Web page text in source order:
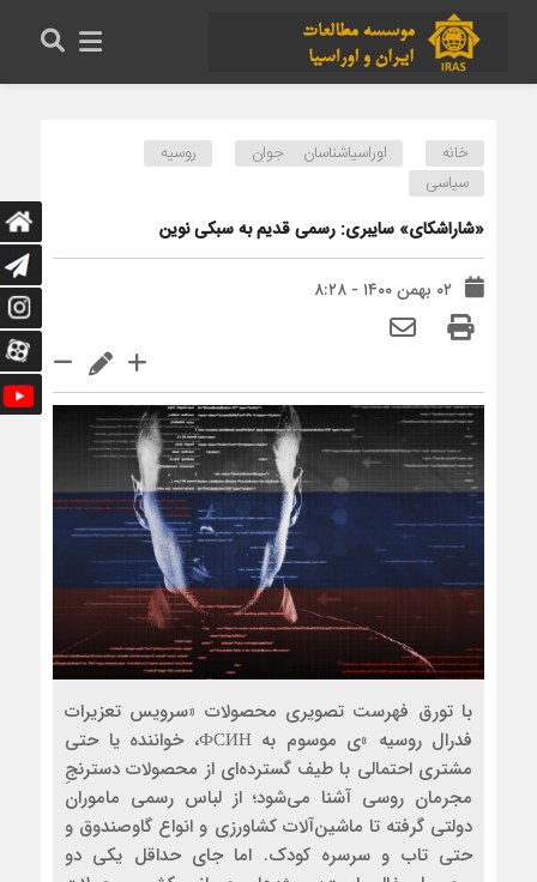
خانه اوراسیاشناسان جوان
روسیه
سیاسی
«شاراشکای» سایبری: رسمی قدیم به سبکی نوین
۰۲ بهمن ۱۴۰۰ - ۸:۲۸
با تورق فهرست تصویری محصولات «سرویس تعزیرات
فدرال روسیه »ی موسوم به ФСИН، خواننده یا حتی
مشتری احتمالی با طیف گسترده‌ای از محصولات دسترنجِ
مجرمان روسی آشنا می‌شود؛ از لباس رسمی ماموران
دولتی گرفته تا ماشین‌آلات کشاورزی و انواع گاوصندوق و
حتی تاب و سرسره كودك. اما جاي حداقل يكي دو